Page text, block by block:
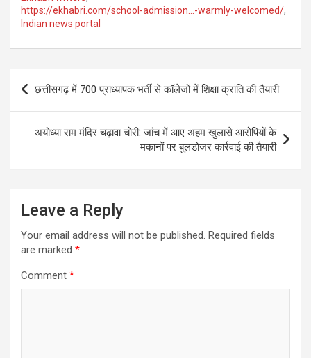
https://ekhabri.com/school-admission…-warmly-welcomed/,
Indian news portal
Post
navigation
छत्तीसगढ़ में 700 प्राध्यापक भर्ती से कॉलेजों में शिक्षा क्रांति की तैयारी
अयोध्या राम मंदिर चढ़ावा चोरी: जांच में आए अहम खुलासे आरोपियों के
मकानों पर बुलडोजर कार्रवाई की तैयारी
Leave a Reply
Your email address will not be published. Required fields
are marked *
Comment *